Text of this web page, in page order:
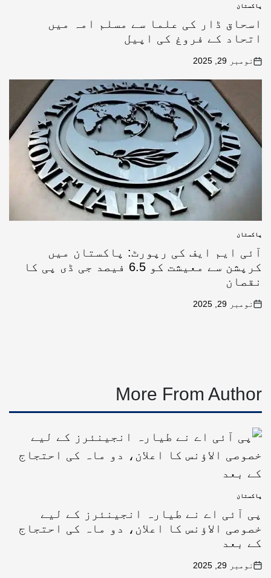
پاکستان
اسحاق ڈار کی علما سے مسلم امہ میں
اتحاد کے فروغ کی اپیل
نومبر 29, 2025
پاکستان
آئی ایم ایف کی رپورٹ: پاکستان میں
کرپشن سے معیشت کو 6.5 فیصد جی ڈی پی کا
نقصان
نومبر 29, 2025
More From Author
پاکستان
پی آئی اے نے طیارہ انجینئرز کے لیے
خصوصی الاؤنس کا اعلان، دو ماہ کی احتجاج
کے بعد
نومبر 29, 2025